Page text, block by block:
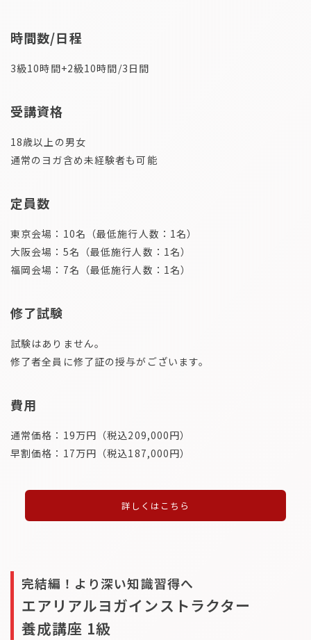
時間数/日程
3級10時間+2級10時間/3日間
受講資格
18歳以上の男女
通常のヨガ含め未経験者も可能
定員数
東京会場：10名（最低施行人数：1名）
大阪会場：5名（最低施行人数：1名）
福岡会場：7名（最低施行人数：1名）
修了試験
試験はありません。
修了者全員に修了証の授与がございます。
費用
通常価格：19万円（税込209,000円）
早割価格：17万円（税込187,000円）
詳しくはこちら
完結編！より深い知識習得へ
エアリアルヨガインストラクター
養成講座 1級